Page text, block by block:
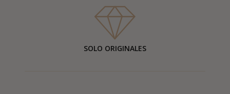
SOLO ORIGINALES